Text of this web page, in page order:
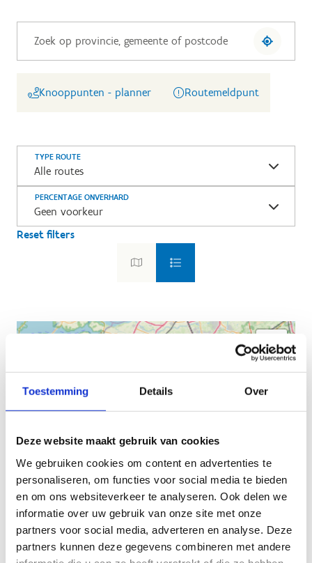
Toestemming Details Over
Deze website maakt gebruik van cookies
We gebruiken cookies om content en advertenties te
personaliseren, om functies voor social media te bieden
en om ons websiteverkeer te analyseren. Ook delen we
informatie over uw gebruik van onze site met onze
partners voor social media, adverteren en analyse. Deze
partners kunnen deze gegevens combineren met andere
Knooppunten - planner Routemeldpunt
TYPE ROUTE
Alle routes
PERCENTAGE ONVERHARD
Geen voorkeur
Reset filters